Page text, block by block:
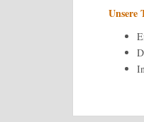
Unsere